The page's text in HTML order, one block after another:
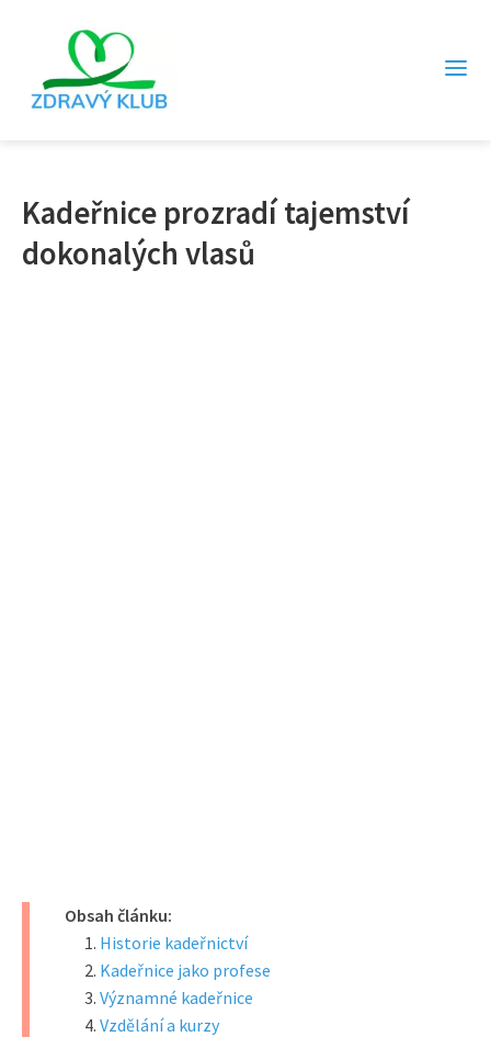
Kadeřnice prozradí tajemství
dokonalých vlasů
Obsah článku:
Historie kadeřnictví
Kadeřnice jako profese
Významné kadeřnice
Vzdělání a kurzy